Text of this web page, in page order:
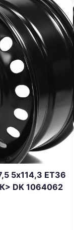
5х114,3 ET36
DK 1064062